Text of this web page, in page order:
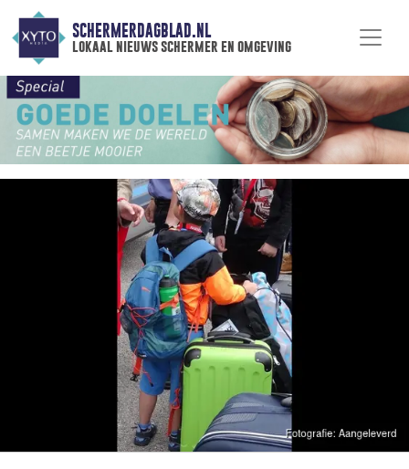
SCHERMERDAGBLAD.NL
lokaal nieuws schermer en omgeving